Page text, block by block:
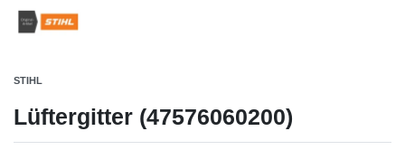
STIHL
Lüftergitter (47576060200)